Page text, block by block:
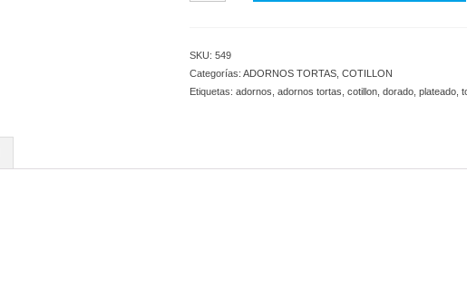
SKU: 549
Categorías: ADORNOS TORTAS, COTILLON
Etiquetas: adornos adornos tortas cotillon, dorado, plateado,